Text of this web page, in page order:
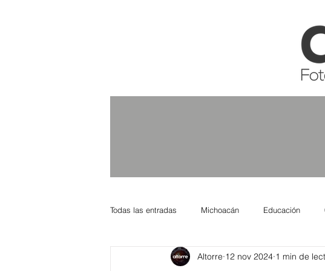
Todas las entradas Michoacán Educación
Nacional Internacional Columnistas Salud
Altorre 12 nov 2024 1 min de